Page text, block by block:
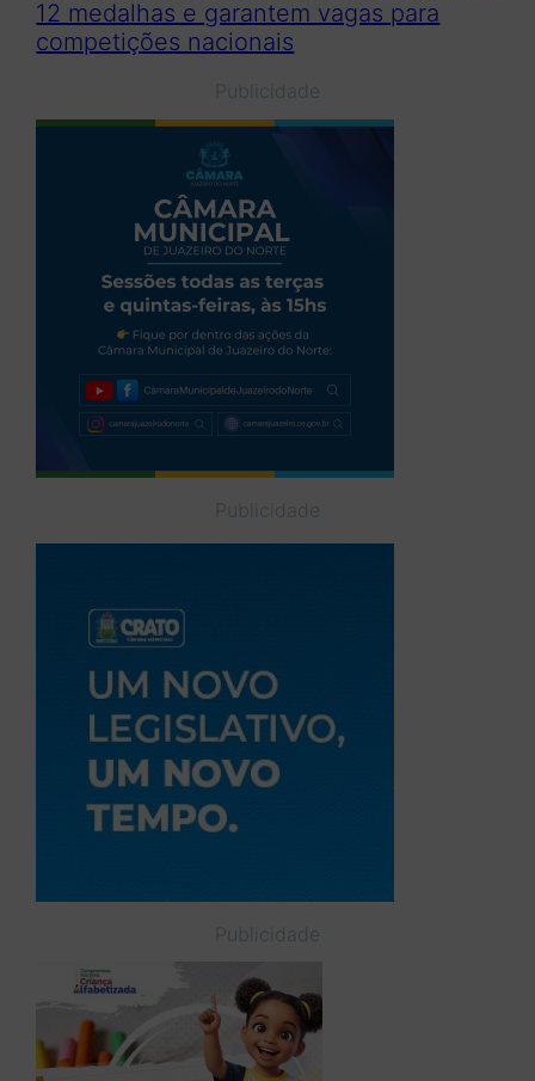
12 medalhas e garantem vagas para
competições nacionais
Publicidade
Publicidade
Publicidade